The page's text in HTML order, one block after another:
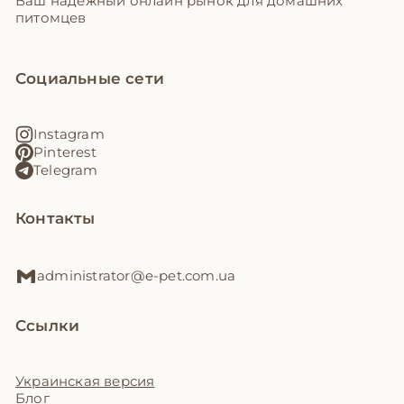
питомцев
Социальные сети
Instagram
Pinterest
Telegram
Контакты
administrator@e-pet.com.ua
Ссылки
Украинская версия
Блог